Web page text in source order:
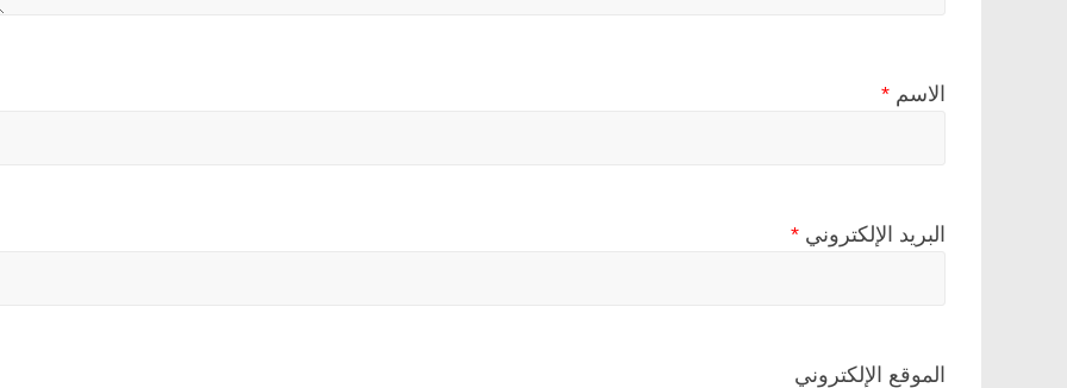
الاسم *
البريد الإلكتروني *
الموقع الإلكتروني